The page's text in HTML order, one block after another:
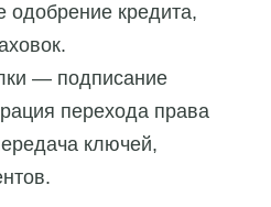
одобрение кредита,
— подписание
перехода права
ключей,